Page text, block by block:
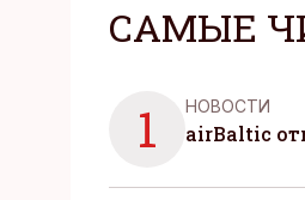
САМЫЕ
1 НОВОСТИ
airBaltic